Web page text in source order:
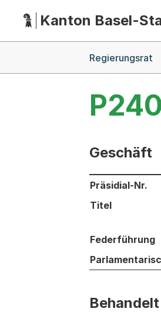
HauptnavigationKanton Basel-
Regierungsrat
Geschäft
Informationen
Präsidial-Nr.
Titel
Federführung